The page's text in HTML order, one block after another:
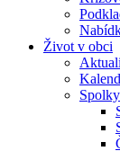
Život v obci
Spolky